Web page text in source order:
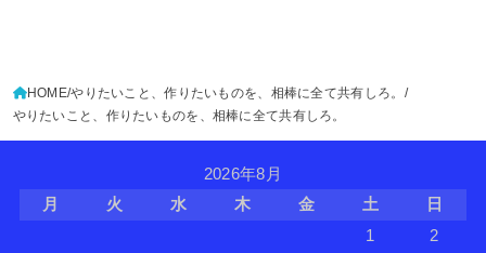
HOME やりたいこと、作りたいものを、相棒に全て共有しろ。
やりたいこと、作りたいものを、相棒に全て共有しろ。
2026年8月
月
火 水 木 金 土
日
1
2